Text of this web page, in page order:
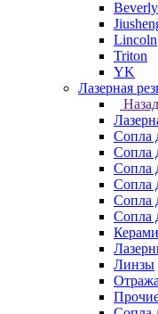
Beverly
Lincoln
Triton
YK
Лазерная
Назад
Сопла
Сопла
Сопла
Сопла
Сопла
Сопла
Линзы